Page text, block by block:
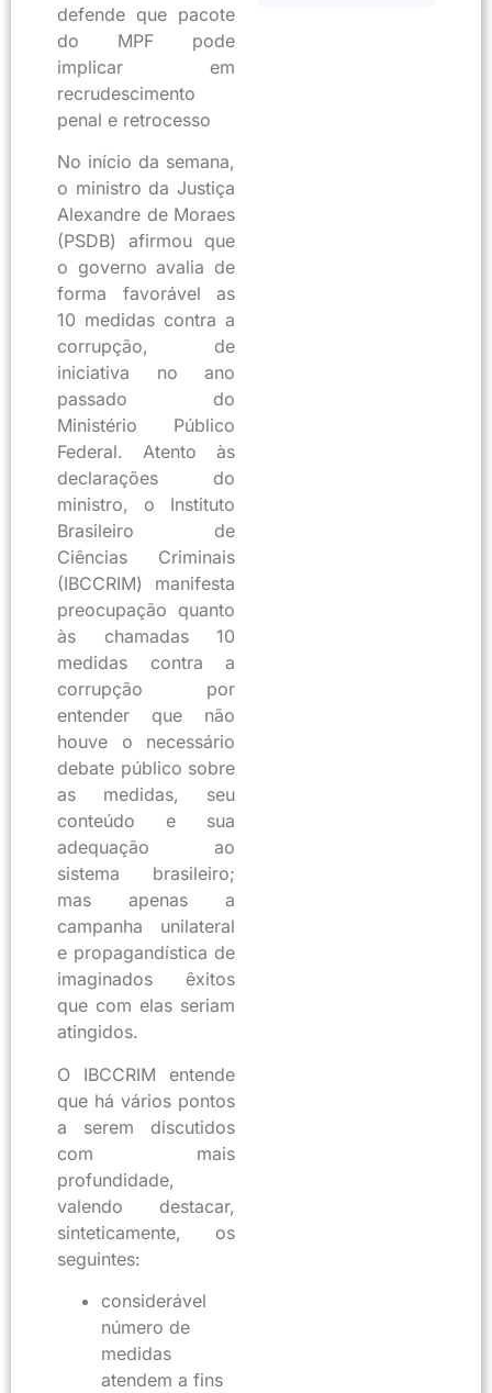
defende que pacote
do MPF pode
implicar em
recrudescimento
penal e retrocesso
No início da semana,
o ministro da Justiça
Alexandre de Moraes
(PSDB) afirmou que
o governo avalia de
forma favorável as
10 medidas contra a
corrupção, de
iniciativa no ano
passado do
Ministério Público
Federal. Atento às
declarações do
ministro, o Instituto
Brasileiro de
Ciências Criminais
(IBCCRIM) manifesta
preocupação quanto
às chamadas 10
medidas contra a
corrupção por
entender que não
houve o necessário
debate público sobre
as medidas, seu
conteúdo e sua
adequação ao
sistema brasileiro;
mas apenas a
campanha unilateral
e propagandística de
imaginados êxitos
que com elas seriam
atingidos.
O IBCCRIM entende
que há vários pontos
a serem discutidos
com mais
profundidade,
valendo destacar,
sinteticamente, os
seguintes:
considerável
número de
medidas
atendem a fins